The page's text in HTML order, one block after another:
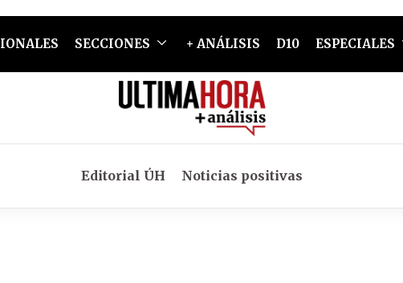
SECCIONES + ANÁLISIS D10 ESPECIALES
Editorial ÚH Noticias positivas